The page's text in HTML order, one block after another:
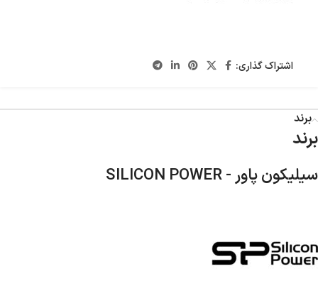
اشتراک گذاری:
برند
برند
سیلیکون پاور - SILICON POWER